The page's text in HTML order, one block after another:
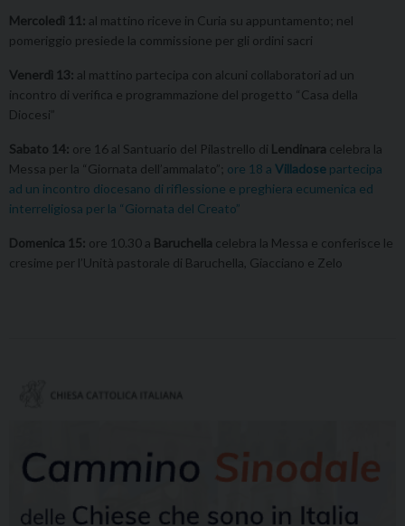
Mercoledì 11: al mattino riceve in Curia su appuntamento; nel
pomeriggio presiede la commissione per gli ordini sacri
Venerdì 13: al mattino partecipa con alcuni collaboratori ad un
incontro di verifica e programmazione del progetto “Casa della
Diocesi”
Sabato 14: ore 16 al Santuario del Pilastrello di Lendinara celebra la
Messa per la “Giornata dell’ammalato”; ore 18 a Villadose partecipa
ad un incontro diocesano di riflessione e preghiera ecumenica ed
interreligiosa per la “Giornata del Creato”
Domenica 15: ore 10.30 a Baruchella celebra la Messa e conferisce le
cresime per l’Unità pastorale di Baruchella, Giacciano e Zelo